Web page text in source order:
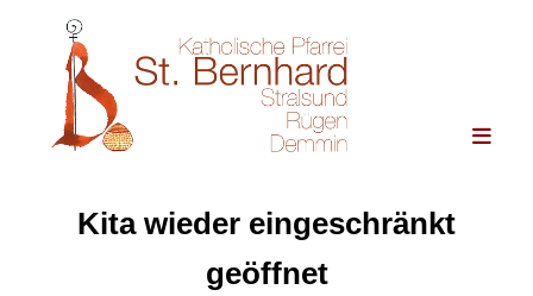
Kita wieder eingeschränkt
geöffnet